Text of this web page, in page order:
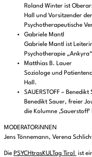
Roland Winter ist
Hall und Vorsitzender
Psychotherapeutische
Gabriele Mantl
Gabriele Mantl ist
Psychotherapie
Matthias B. Lauer
Soziologe und
Hall.
SAUERSTOFF – Benedikt
Benedikt Sauer, freier
die Kolumne
MODERATORiNNEN
Jens Tönnemann, Verena
Die PSYCHtrasKULTag Tirol
ist